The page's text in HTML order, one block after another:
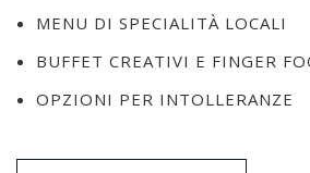
MENU DI SPECIALITÀ LOCALI
BUFFET CREATIVI E FINGER
OPZIONI PER INTOLLERANZE